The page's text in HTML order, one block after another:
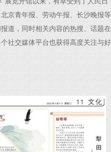
京青年报、劳动午报、长沙晚报等
道，同时相关内容的热搜、话题在
社交媒体平台也获得高度关注与好